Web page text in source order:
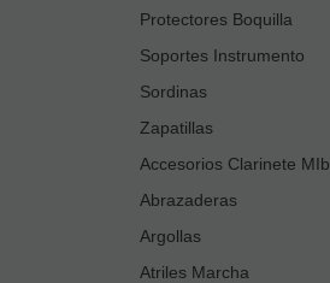
Protectores Boquilla
Soportes Instrumento
Sordinas
Zapatillas
Accesorios Clarinete MIb
Abrazaderas
Argollas
Atriles Marcha